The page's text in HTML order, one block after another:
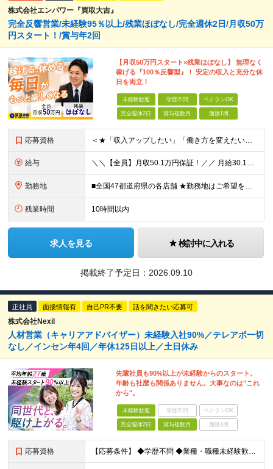
株式会社エンパワー『買取大吉』
完全反響営業/未経験95％以上/残業ほぼなし/完全週休2日/月収50万
円スタート！/賞与年2回
【月収50万円スタート×残業ほぼなし】 無理なく
稼げる『100％反響型』！ 安定の収入と充分な休
日を両立！
未経験歓迎 学歴不問 ベテランOK
完全週休2日 賞与複数月 面接1回
応募資格 ＜★「収入アップしたい」「働き方を変えたい」「スキルを身につけたい」方、大歓迎！★＞ ◆未経験OK ◆学歴不問・第二新卒歓迎 ◆社会人経験1年以上 ★100％人柄、意欲重視の採用です 「新しい環境で
給与 ＼＼【全員】月収50.1万円保証！／／ 月給30.1万円＋インセン＋特別手当20万円(半年間)＋賞与 ※経験者は優遇いたします（研修も免除の場合有） ※固定残業代:7万4000円以上/月45時間分
勤務地 ■全国47都道府県の各店舗 ★勤務地はご希望を考慮の上、決定します ★今後も店舗を全国に拡大していきます ★U・Iターン歓迎（社宅あり） ★マイカー通勤OK（地域により規定あり。詳細はお問合せくださ
残業時間 10時間以内
求人を見る 検討中に入れる
掲載終了予定日： 2026.09.10
正社員 面接情報有 自己PR不要 話を聞きたい応募可
株式会社Nexil
人材営業（キャリアアドバイザー）未経験入社90%／テレアポ一切
なし／インセン年4回／年休125日以上／土日休み
先輩社員も90%以上が未経験からのスタート。
年齢も社歴も関係ありません。大事なのは"これ
から"。
未経験歓迎 学歴不問 ベテランOK
完全週休2日 賞与複数月 面接1回
応募資格 【応募条件】 ◆学歴不問 ◆業種・職種未経験歓迎 ◆35歳以下の方（※若年層の長期キャリア形成のため） ＼入社者の多くが"人と関わる仕事"出身です！／ 「今の環境より、もっと成果にコミットしたい」